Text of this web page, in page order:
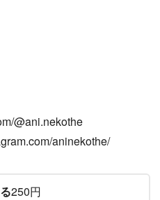
@ani.nekothe
aninekothe/
250円